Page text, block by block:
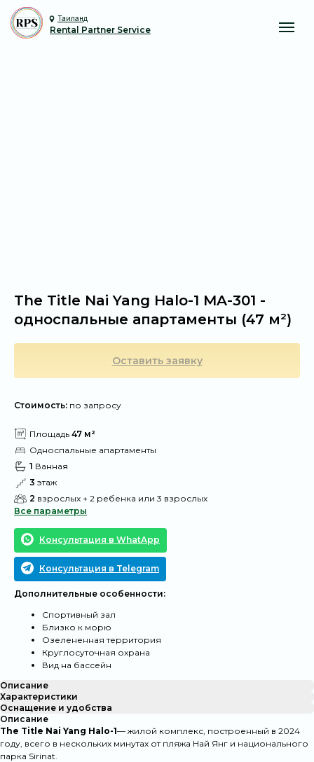
Таиланд
Rental Partner Service
The Title Nai Yang Halo-1 MA-301 -
односпальные апартаменты (47 м²)
Оставить заявку
Стоимость: по запросу
@ Площадь 47 м²
@
Односпальные апартаменты
@ 1 Ванная
@ 3 этаж
@ 2 взрослых + 2 ребенка или 3 взрослых
Все параметры
Консультация в WhatApp
Консультация в Telegram
Дополнительные особенности:
Спортивный зал
Близко к морю
Озелененная территория
Круглосуточная охрана
Вид на бассейн
Описание
Характеристики
Оснащение и удобства
Описание
The Title Nai Yang Halo-1— жилой комплекс, построенный в 2024
году, всего в нескольких минутах от пляжа Най Янг и национального
парка Sirinat.